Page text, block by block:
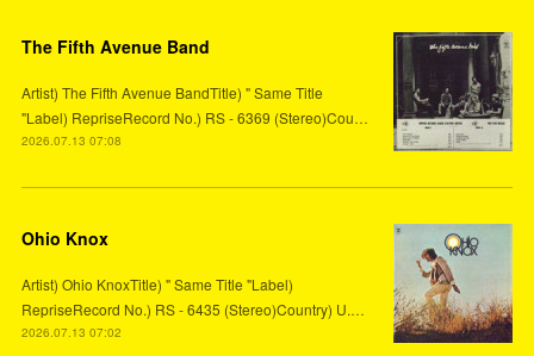
The Fifth Avenue Band
Artist) The Fifth Avenue BandTitle) " Same Title
"Label) RepriseRecord No.) RS - 6369 (Stereo)Cou…
2026.07.13 07:08
Ohio Knox
Artist) Ohio KnoxTitle) " Same Title "Label)
RepriseRecord No.) RS - 6435 (Stereo)Country) U.…
2026.07.13 07:02